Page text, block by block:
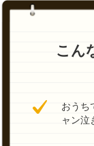
こん
おうち
ャン泣